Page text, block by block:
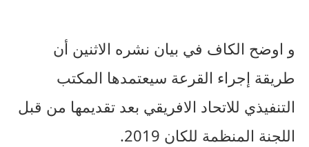
و اوضح الكاف في بيان نشره الاثنين أن
طريقة إجراء القرعة سيعتمدها المكتب
التنفيذي للاتحاد الافريقي بعد تقديمها من قبل
اللجنة المنظمة للكان 2019.